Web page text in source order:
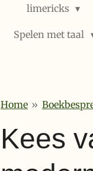
limericks
Spelen met taal
Home »
Kees